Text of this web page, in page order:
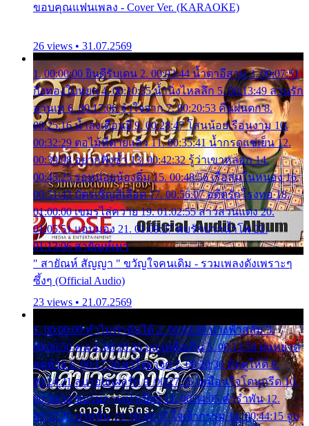
ขอบคุณแฟนเพลง - Cover Ver. (KARAOKE)
26 views • 31.07.2569
1. 00:00:00 ยินดีรับเดน 2. 00:03:44 น้ำตาอีสาน 3. 00:07:51
กิ่งทองใบหยก 4. 00:10:35 น้ำนิ่งไหลลึก 5. 00:13:49 ลานรัก
ลานเท 6. 00:17:06 จำใจจาก 7. 00:20:53 คืนฝนตก 8.
00:25:16 น้ำลงเดือนยี่ 9. 00:28:47 โสนน้อยเรือนงาม 10.
00:32:29 ตอไม้ที่ตายแล้ว 11. 00:35:41 น้ำกรดแช่เย็น 12.
00:39:08 อยากฟังซ้ำ 13. 00:42:32 รู้ว่าเขาหลอก 14.
00:45:25 รอหน่อยน้องติ๋ม 15. 00:48:56 เรือล่มในหนอง 16.
00:51:43 บัตรเชิญสีเลือด 17. 00:56:07 อดีตรักโรงทอ 18.
01:00:00 เขมรไล่ควาย 19. 01:02:55 สาวสวนแตง 20.
01:05:51 แอบมอง 21. 01:09:27 พบรักปากน้ำโพ 22.
01:13:06 สายัณห์เมา
" สายัณห์ สัญญา " ขวัญใจคนเดิม - รวมเพลงดังเพราะๆ
ซึ้งๆ (Official Audio)
23 views • 21.07.2569
1. 00:00:00 ทำไมทำฉันได้ 2. 00:03:20 นางฟ้าสลัม 3.
00:06:50 คน 4. 00:10:36 บุญเหลือเกิน 5. 00:13:58 ฝนหยาด
สุดท้าย 6. 00:17:30 ยาใจยาจก 7. 00:20:30 คิดดูให้ดี 8.
00:24:21 ลบรอยแผลรัก 9. 00:27:35 เหมือนใจโดนกรีด 10.
00:30:54 ขบวนการเปาเปียว 11. 00:34:05 คำรำพัน 12.
00:37:20 ปาหนัน 13. 00:40:37 ใจเจ้ากรรม 14. 00:44:15 จูบ